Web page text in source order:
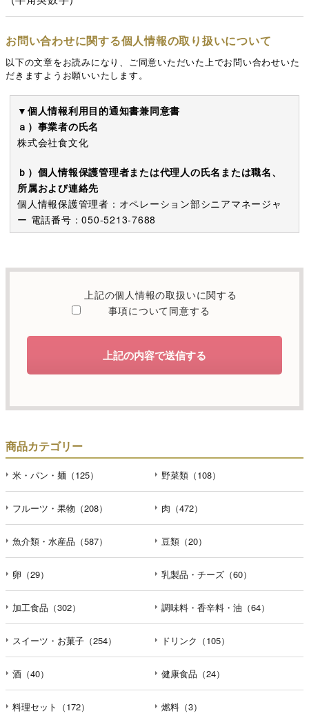
お問い合わせに関する個人情報の取り扱いについて
以下の文章をお読みになり、ご同意いただいた上でお問い合わせいた
だきますようお願いいたします。
▼個人情報利用目的通知書兼同意書
ａ）事業者の氏名
株式会社食文化
ｂ）個人情報保護管理者または代理人の氏名または職名、
所属および連絡先
個人情報保護管理者：オペレーション部シニアマネージャ
ー 電話番号：050-5213-7688
本お問い合わせフォームでご提供いただく個人情報は、お
関する情報を電子メールや電話等でご提供するために利用
d）個人情報を第三者に提供することが予定される場合の事
本人の同意がある場合または法令に基づく場合を除き、取
定の水準に達していると認めた委託者に業務委託の目的で
f）開示対象個人情報の開示等および問合せ窓口について
ご本人からの求めにより、当社が保有する開示対象個人情
報の利用目的の通知・開示・内容の訂正・追加または削
除・利用の停止・消去および第三者への提供の停止（「開
示等」といいます。）に応じます。開示等のお問合せは下
記の連絡先までお願い致します。
g）本人が個人情報を与えることの任意性及び当該情報を与
個人情報の提供は任意と致しますが、当社が依頼する情報
の提供がない場合、内容が正確でない場合はサービスの提
供やご対応等に支障をきたす可能性がございますのでご了
承下さい。
h）弊社は、弊社のウェブサイトへのアクセス状況につい
上記の個人情報の取扱いに関する
事項について同意する
上記の内容で送信する
商品カテゴリー
米・パン・麺（125） 野菜類（108）
フルーツ・果物（208） 肉（472）
魚介類・水産品（587） 豆類（20）
卵（29） 乳製品・チーズ（60）
加工食品（302） 調味料・香辛料・油（64）
スイーツ・お菓子（254） ドリンク（105）
酒（40） 健康食品（24）
料理セット（172） 燃料（3）